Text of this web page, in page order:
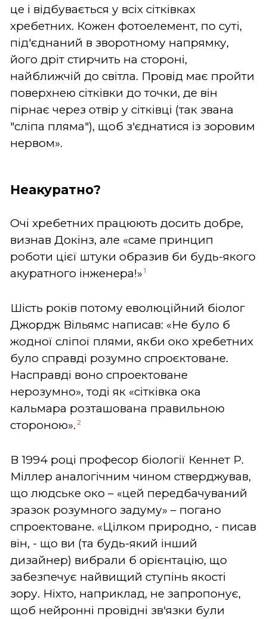
це і відбувається у всіх сітківках
хребетних. Кожен фотоелемент, по суті,
під'єднаний в зворотному напрямку,
його дріт стирчить на стороні,
найближчій до світла. Провід має пройти
поверхнею сітківки до точки, де він
пірнає через отвір у сітківці (так звана
"сліпа пляма"), щоб з'єднатися із зоровим
нервом».
Неакуратно?
Очі хребетних працюють досить добре,
визнав Докінз, але «саме принцип
роботи цієї штуки образив би будь-якого
акуратного інженера!» 1
Шість років потому еволюційний біолог
Джордж Вільямс написав: «Не було б
жодної сліпої плями, якби око хребетних
було справді розумно спроєктоване.
Насправді воно спроектоване
нерозумно», тоді як «сітківка ока
кальмара розташована правильною
стороною». 2
В 1994 році професор біології Кеннет Р.
Міллер аналогічним чином стверджував,
що людське око – «цей передбачуваний
зразок розумного задуму» – погано
спроектоване. «Цілком природно, - писав
він, - що ви (та будь-який інший
дизайнер) вибрали б орієнтацію, що
забезпечує найвищий ступінь якості
зору. Ніхто, наприклад, не запропонує,
щоб нейронні провідні зв'язки були